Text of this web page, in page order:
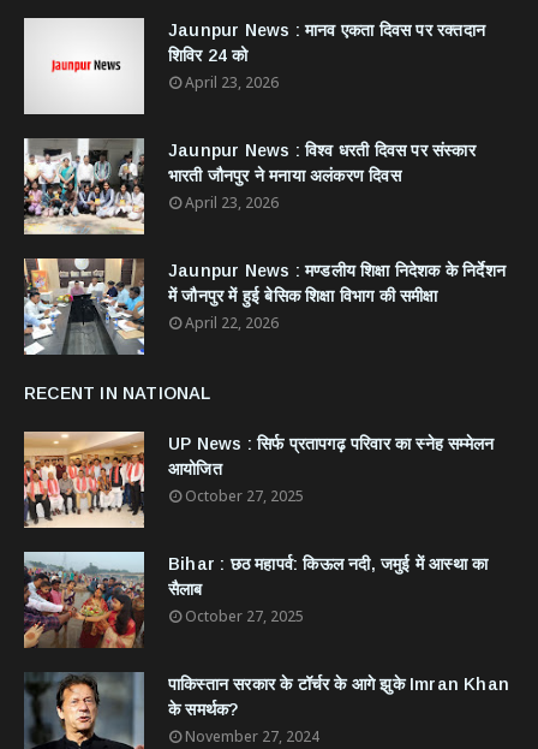
Jaunpur News : ​मानव एकता दिवस पर रक्तदान
शिविर 24 को
April 23, 2026
Jaunpur News : विश्व धरती दिवस पर संस्कार
भारती जौनपुर ने मनाया अलंकरण दिवस
April 23, 2026
Jaunpur News : ​मण्डलीय शिक्षा निदेशक के निर्देशन
में जौनपुर में हुई बेसिक शिक्षा विभाग की समीक्षा
April 22, 2026
RECENT IN NATIONAL
UP News : सिर्फ प्रतापगढ़ परिवार का स्नेह सम्मेलन
आयोजित
October 27, 2025
Bihar : छठ महापर्व: किऊल नदी, जमुई में आस्था का
सैलाब
October 27, 2025
​पाकिस्तान सरकार के टॉर्चर के आगे झुके Imran Khan
के समर्थक?
November 27, 2024